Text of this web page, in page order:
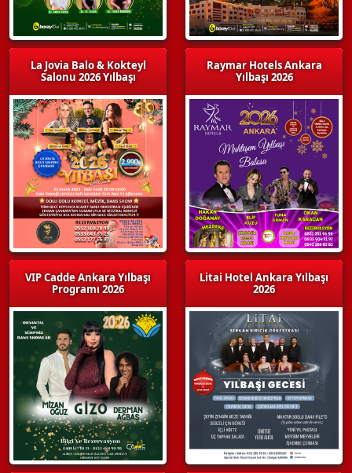
La Jovia Balo & Kokteyl
Salonu 2026 Yılbaşı
VIP Cadde Ankara Yılbaşı
Programı 2026
Raymar Hotels Ankara
Yılbaşı 2026
Litai Hotel Ankara Yılbaşı
2026